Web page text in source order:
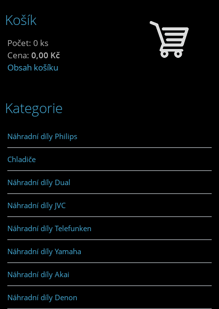
Košík
Počet: 0 ks
Cena: 0,00 Kč
Obsah košíku
Kategorie
Náhradní díly Philips
Chladiče
Náhradní díly Dual
Náhradní díly JVC
Náhradní díly Telefunken
Náhradní díly Yamaha
Náhradní díly Akai
Náhradní díly Denon